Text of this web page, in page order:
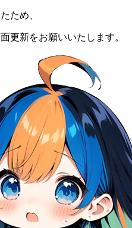
ため、
更新をお願いいたします。